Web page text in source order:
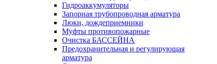
Гидроаккумуляторы
Запорная трубопроводная арматура
Люки, дождеприемники
Муфты противопожарные
Очистка БАССЕЙНА
Предохранительная и регулирующая
арматура